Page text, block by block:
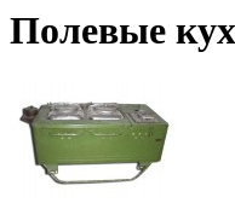
Полевые